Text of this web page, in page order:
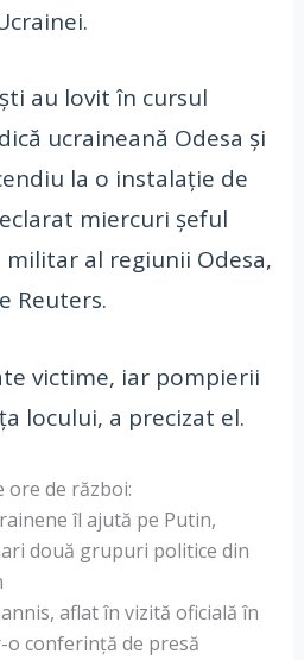
au lovit în cursul
ucraineană Odesa și
la o instalație de
miercuri șeful
al regiunii Odesa,
Reuters.
victime, iar pompierii
locului, a precizat el.
ore de război:
îl ajută pe Putin,
două grupuri politice din
aflat în vizită oficială în
o conferință de presă